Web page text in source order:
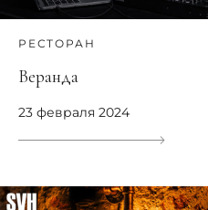
РЕСТОРАН
Веранда
23 февраля 2024